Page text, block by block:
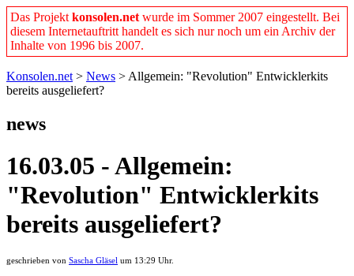
Das Projekt konsolen.net wurde im Sommer 2007 eingestellt. Bei
diesem Internetauftritt handelt es sich nur noch um ein Archiv der
Inhalte von 1996 bis 2007.
Konsolen.net > News > Allgemein: "Revolution" Entwicklerkits
bereits ausgeliefert?
news
16.03.05 - Allgemein:
"Revolution" Entwicklerkits
bereits ausgeliefert?
geschrieben von Sascha Gläsel um 13:29 Uhr.